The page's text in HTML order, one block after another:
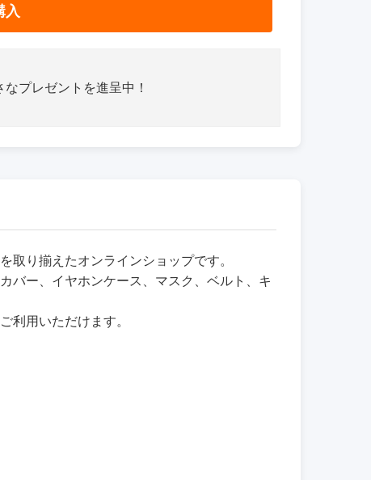
入
プレゼントを進呈中！
り揃えたオンラインショップです。
バー、イヤホンケース、マスク、ベルト、キ
利用いただけます。